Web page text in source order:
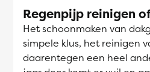
Regenpijp reinigen
Het schoonmaken van
simpele klus, het reinigen
daarentegen een heel